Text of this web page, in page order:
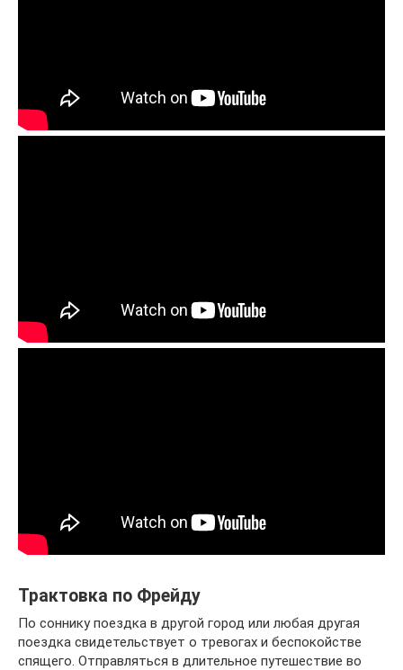
Трактовка по Фрейду
По соннику поездка в другой город или любая другая
поездка свидетельствует о тревогах и беспокойстве
спящего. Отправляться в длительное путешествие во